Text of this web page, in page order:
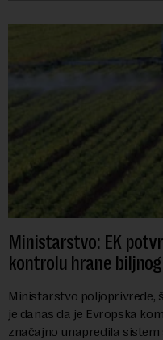
Ministarstvo: EK
kontrolu hrane
Ministarstvo poljoprivrede,
je danas da je Evropska
značajno unapredila